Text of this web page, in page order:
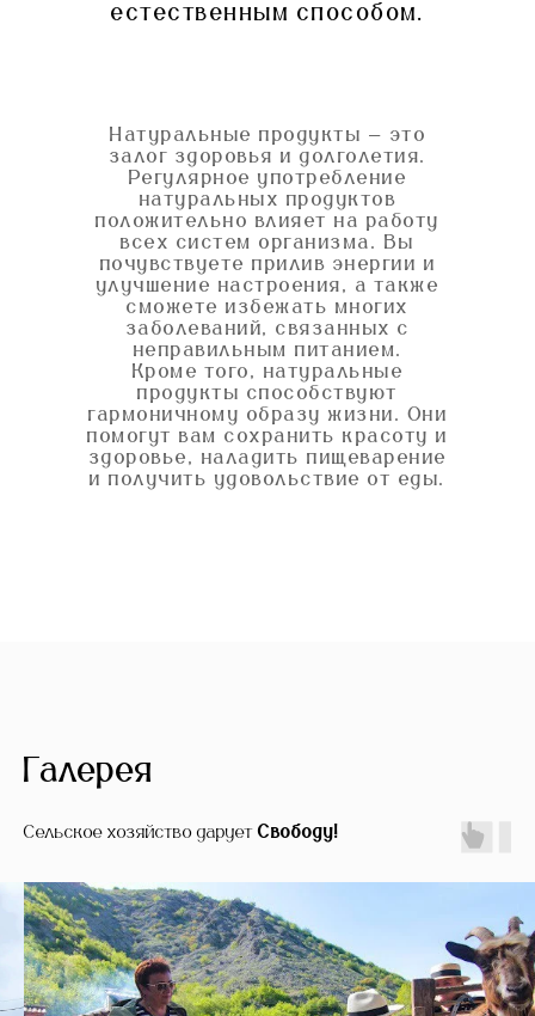
Натуральные продукты — это
залог здоровья и долголетия.
Регулярное употребление
натуральных продуктов
положительно влияет на работу
всех систем организма. Вы
почувствуете прилив энергии и
улучшение настроения, а также
сможете избежать многих
заболеваний, связанных с
неправильным питанием.
Кроме того, натуральные
продукты способствуют
гармоничному образу жизни. Они
помогут вам сохранить красоту и
здоровье, наладить пищеварение
и получить удовольствие от еды.
естественным способом.
Галерея
Сельское хозяйство даруетСвободу!